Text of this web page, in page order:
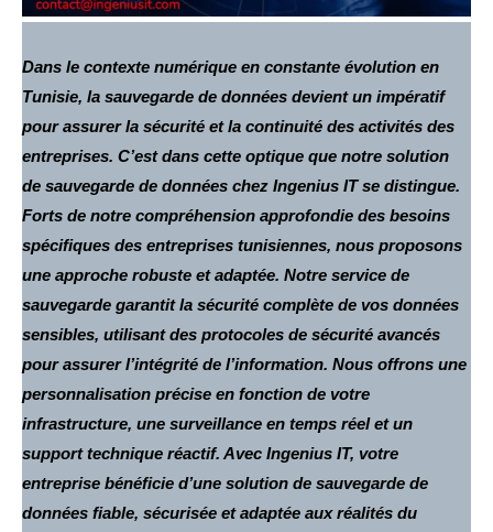
Dans le contexte numérique en constante évolution en
Tunisie, la sauvegarde de données devient un impératif
pour assurer la sécurité et la continuité des activités des
entreprises. C’est dans cette optique que notre solution
de sauvegarde de données chez Ingenius IT se distingue.
Forts de notre compréhension approfondie des besoins
spécifiques des entreprises tunisiennes, nous proposons
une approche robuste et adaptée. Notre service de
sauvegarde garantit la sécurité complète de vos données
sensibles, utilisant des protocoles de sécurité avancés
pour assurer l’intégrité de l’information. Nous offrons une
personnalisation précise en fonction de votre
infrastructure, une surveillance en temps réel et un
support technique réactif. Avec Ingenius IT, votre
entreprise bénéficie d’une solution de sauvegarde de
données fiable, sécurisée et adaptée aux réalités du